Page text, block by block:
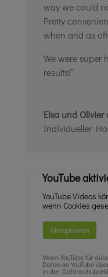
way we could
Pretty
when and as
We were super
results!“
Elsa und
Individueller
YouTube
YouTube Videos
wenn Cookies
Akzeptieren
Wenn YouTube für
Daten an YouTube
in der